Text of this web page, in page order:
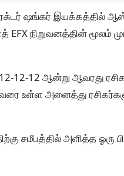
ஷங்கர் இயக்கத்தில்
நிறுவனத்தின் மூலம்
12-12 ஆன்று ஆவரது
வரை உள்ள அனைத்து
சமீபத்தில் அளித்த ஓரு